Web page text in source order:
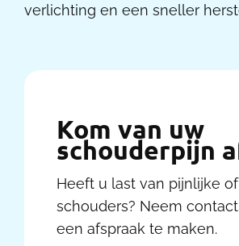
verlichting en een sneller
Kom van uw
schouderpijn
Heeft u last van pijnlijke
schouders? Neem
een afspraak te maken.